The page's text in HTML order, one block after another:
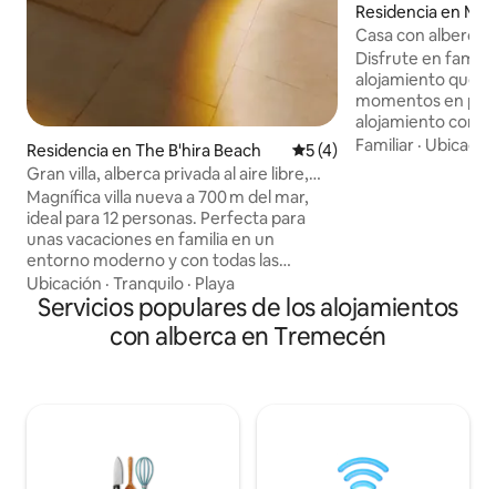
Residencia en The B'hira Beach Calificación promedio: 5
5 (4)
Gran villa, alberca privada al aire libre,
playa a 700 m
Magnífica villa nueva a 700 m del mar,
ideal para 12 personas. Perfecta para
unas vacaciones en familia en un
entorno moderno y con todas las
comodidades a dos pasos de la playa de
B'hira. El alojamiento: Cinco amplias
habitaciones 4 baños 1 hermosa sala de
estar 1 cocina equipada Instalaciones:
momentos inolvidables en familia.
Ubicación · Tranquilo · Playa
Residencia en
Casa con alberca
Disfrute en
alojamiento que
momentos en
alojamiento
con cuatro
enfrente. El
cinco minutos en
Familiar ·
Servicios populares de los alojamientos
con alberca en Tremecén